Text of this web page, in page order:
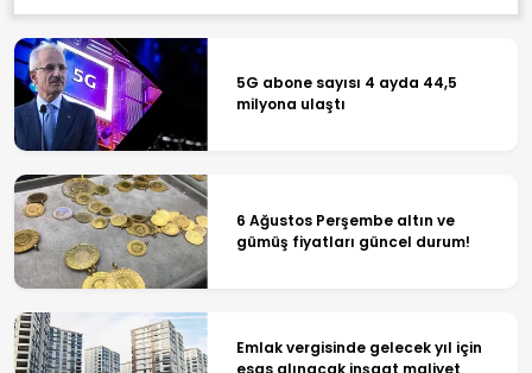
5G abone sayısı 4 ayda 44,5
milyona ulaştı
6 Ağustos Perşembe altın ve
gümüş fiyatları güncel durum!
Emlak vergisinde gelecek yıl için
esas alınacak inşaat maliyet